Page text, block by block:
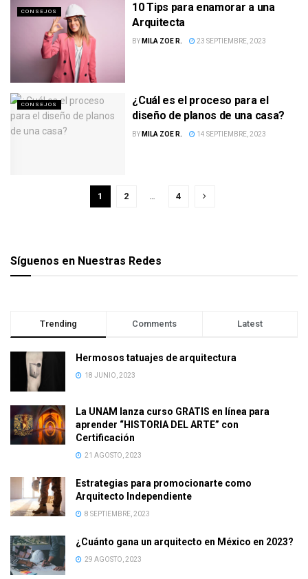
CONSEJOS
10 Tips para enamorar a una
Arquitecta
BY MILA ZOE R. 23 SEPTIEMBRE, 2023
CONSEJOS
¿Cuál es el proceso para el
diseño de planos de una casa?
BY MILA ZOE R. 14 SEPTIEMBRE, 2023
1 2 … 4
Síguenos en Nuestras Redes
Trending Comments Latest
Hermosos tatuajes de arquitectura
18 JUNIO, 2023
La UNAM lanza curso GRATIS en línea para
aprender “HISTORIA DEL ARTE” con
Certificación
21 AGOSTO, 2023
Estrategias para promocionarte como
Arquitecto Independiente
8 SEPTIEMBRE, 2023
¿Cuánto gana un arquitecto en México en 2023?
29 AGOSTO, 2023